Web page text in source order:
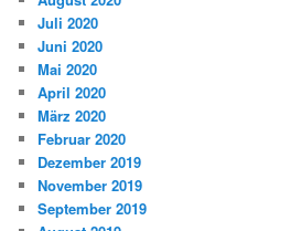
Juli 2020
Juni 2020
Mai 2020
April 2020
März 2020
Februar 2020
Dezember 2019
November 2019
September 2019